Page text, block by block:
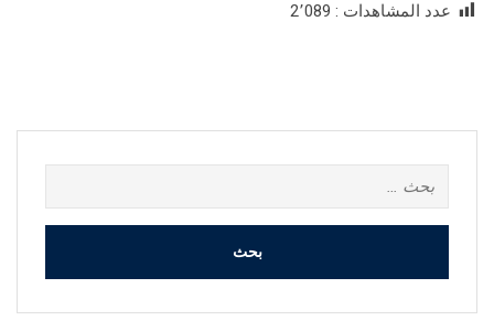
عدد المشاهدات : 2٬089
عن: